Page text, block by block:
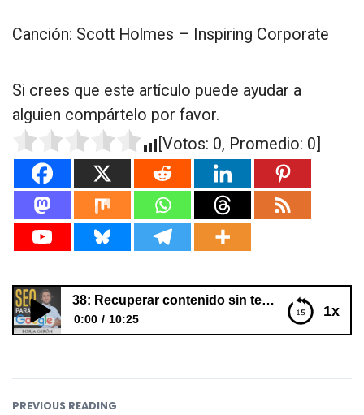
Canción: Scott Holmes – Inspiring Corporate
Si crees que este artículo puede ayudar a
alguien compártelo por favor.
[Votos: 0, Promedio: 0
1x
38: Recuperar contenido sin tener backup
0:00 10:25
PREVIOUS READING